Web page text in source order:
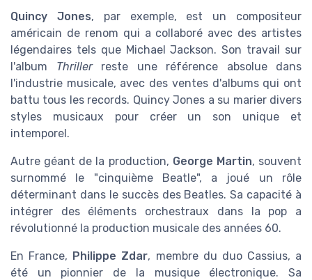
Quincy Jones, par exemple, est un compositeur
américain de renom qui a collaboré avec des artistes
légendaires tels que Michael Jackson. Son travail sur
l'album Thrillerreste une référence absolue dans
l'industrie musicale, avec des ventes d'albums qui ont
battu tous les records. Quincy Jones a su marier divers
styles musicaux pour créer un son unique et
intemporel.
Autre géant de la production, George Martin, souvent
surnommé le "cinquième Beatle", a joué un rôle
déterminant dans le succès des Beatles. Sa capacité à
intégrer des éléments orchestraux dans la pop a
révolutionné la production musicale des années 60.
En France, Philippe Zdar, membre du duo Cassius, a
été un pionnier de la musique électronique. Sa